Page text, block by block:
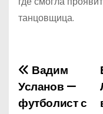
танцовщица.
Н
а
Вадим
Усланов —
футболист с